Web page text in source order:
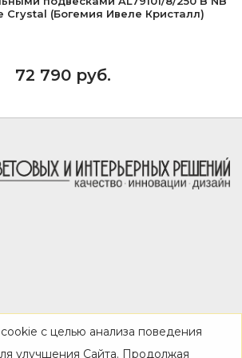
Crystal (Богемия Ивеле Кристалл)
72 790 руб.
с целью анализа поведения
улучшения Сайта. Продолжая